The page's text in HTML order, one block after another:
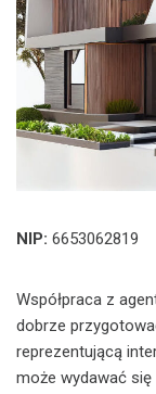
NIP: 6653062819
Współpraca z
dobrze
reprezentującą
może wydawać